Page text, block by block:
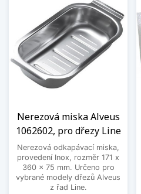
Nerezová miska Alveus
1062602, pro dřezy Line
Nerezová odkapávací miska,
provedení Inox, rozměr 171 x
360 x 75 mm. Určeno pro
vybrané modely dřezů Alveus
z řad Line.